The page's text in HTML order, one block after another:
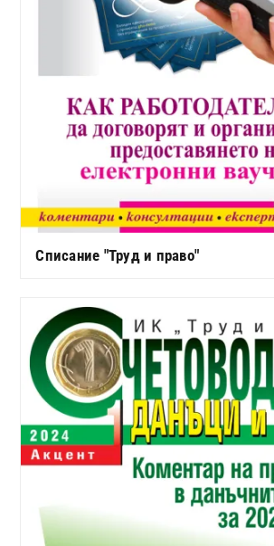
Списание "Труд и право"